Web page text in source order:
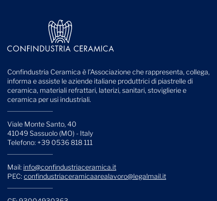
Confindustria Ceramica è l'Associazione che rappresenta, collega,
informa e assiste le aziende italiane produttrici di piastrelle di
ceramica, materiali refrattari, laterizi, sanitari, stoviglierie e
ceramica per usi industriali.
Viale Monte Santo, 40
41049 Sassuolo (MO) - Italy
Telefono: +39 0536 818 111
Mail: info@confindustriaceramica.it
PEC: confindustriaceramicaarealavoro@legalmail.it